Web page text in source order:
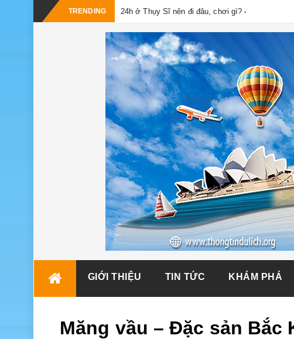
TRENDING 24h ở Thụy Sĩ nên đi đâu, chơi gì? -
GIỚI THIỆU TIN TỨC KHÁM PHÁ
Măng vầu – Đặc sản Bắc